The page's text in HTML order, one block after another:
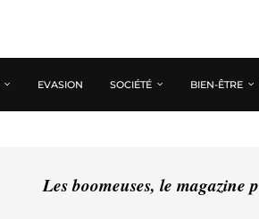
EVASION SOCIÉTÉ BIEN-ÊTRE
Les boomeuses, le